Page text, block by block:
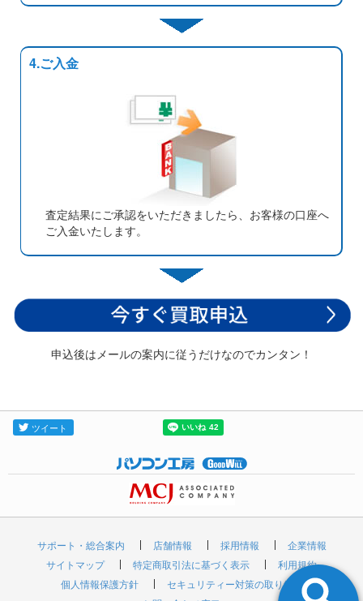
4.ご入金
査定結果にご承認をいただきましたら、お客様の口座へ
ご入金いたします。
申込後はメールの案内に従うだけなのでカンタン！
サポート・総合案内 店舗情報 採用情報
企業情報
サイトマップ
特定商取引法に基づく表示
利用規約
個人情報保護方針
セキュリティー対策の取り組み